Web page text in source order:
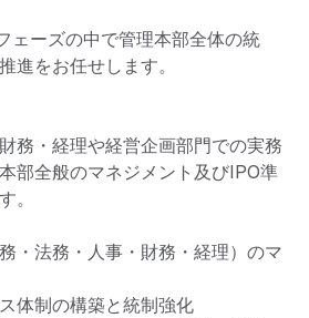
ェーズの中で管理本部全体の統
進をお任せします。
務・経理や経営企画部門での実務
部全般のマネジメント及びIPO準
。
・法務・人事・財務・経理）のマ
体制の構築と統制強化